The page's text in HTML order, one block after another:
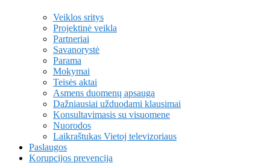
Veiklos sritys
Projektinė veikla
Partneriai
Savanorystė
Parama
Mokymai
Teisės aktai
Asmens duomenų apsauga
Dažniausiai užduodami klausimai
Konsultavimasis su visuomene
Nuorodos
Laikraštukas Vietoj televizoriaus
Paslaugos
Korupcijos prevencija